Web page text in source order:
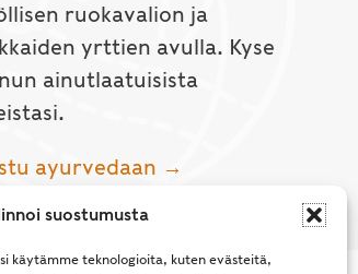
suostumusta
käytämme teknologioita, kuten evästeitä,
ruokavalion ja
yrttien avulla. Kyse
ainutlaatuisista
ayurvedaan →